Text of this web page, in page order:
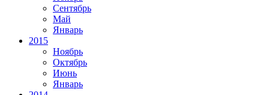
Сентябрь
Май
Январь
2015
Ноябрь
Октябрь
Июнь
Январь